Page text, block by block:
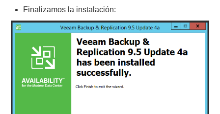
Finalizamos la instalación: